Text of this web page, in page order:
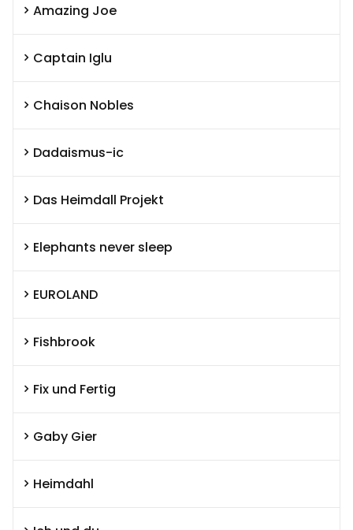
Amazing Joe
Captain Iglu
Chaison Nobles
Dadaismus-ic
Das Heimdall Projekt
Elephants never sleep
EUROLAND
Fishbrook
Fix und Fertig
Gaby Gier
Heimdahl